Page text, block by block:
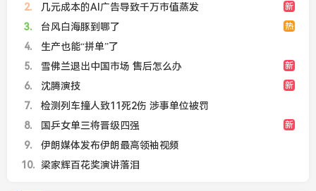
2
新
几元成本的AI广告导致千万市值蒸发
3
热
台风白海豚到哪了
4
生产也能“拼单”了
5
新
雪佛兰退出中国市场 售后怎么办
6
新
沈腾演技
7
检测列车撞人致11死2伤 涉事单位被罚
8
新
国乒女单三将晋级四强
9
伊朗媒体发布伊朗最高领袖视频
10
梁家辉百花奖演讲落泪